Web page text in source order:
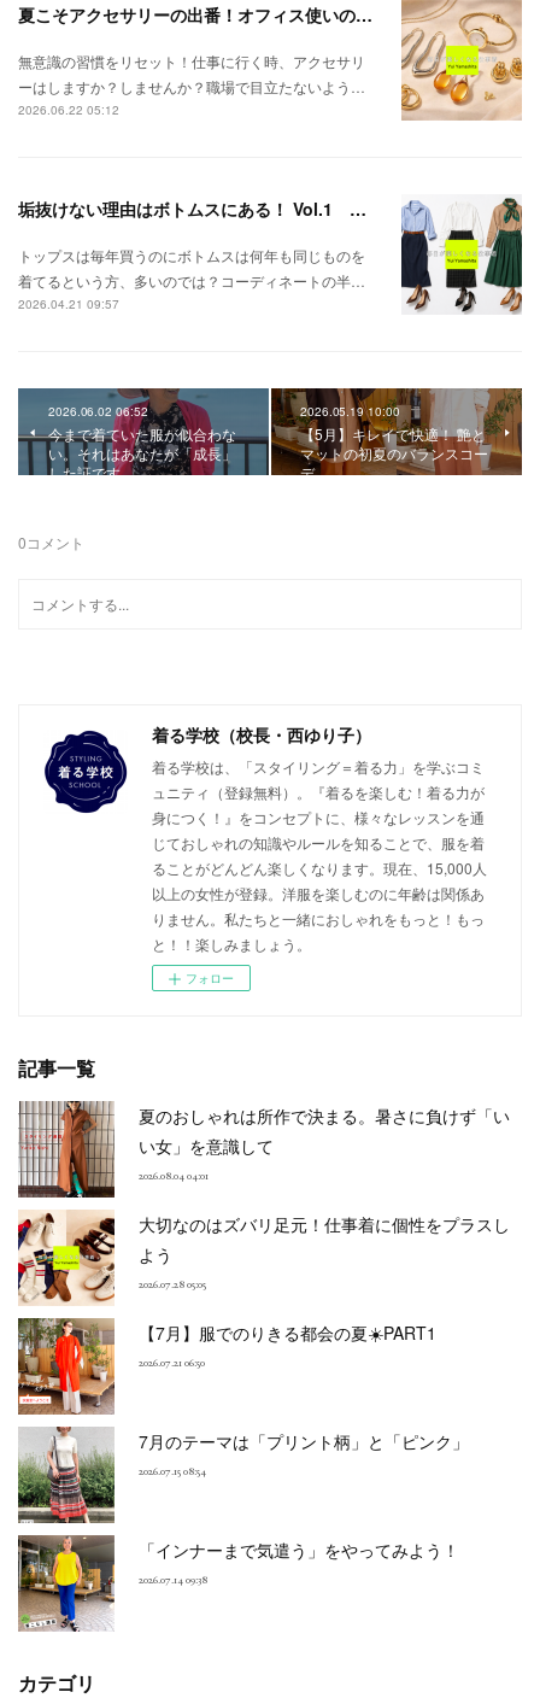
夏こそアクセサリーの出番！オフィス使いの秘訣を知ろう
無意識の習慣をリセット！仕事に行く時、アクセサリ
ーはしますか？しませんか？職場で目立たないよう…
2026.06.22 05:12
垢抜けない理由はボトムスにある！ Vol.1 スカートを攻略しよう
トップスは毎年買うのにボトムスは何年も同じものを
着てるという方、多いのでは？コーディネートの半…
2026.04.21 09:57
2026.06.02 06:52
今まで着ていた服が似合わな
い。それはあなたが「成長」
した証です
2026.05.19 10:00
【5月】キレイで快適！ 艶と
マットの初夏のバランスコー
デ
0コメント
着る学校（校長・西ゆり子）
着る学校は、「スタイリング＝着る力」を学ぶコミ
ュニティ（登録無料）。『着るを楽しむ！着る力が
身につく！』をコンセプトに、様々なレッスンを通
じておしゃれの知識やルールを知ることで、服を着
ることがどんどん楽しくなります。現在、15,000人
以上の女性が登録。洋服を楽しむのに年齢は関係あ
りません。私たちと一緒におしゃれをもっと！もっ
と！！楽しみましょう。
フォロー
記事一覧
夏のおしゃれは所作で決まる。暑さに負けず「い
い女」を意識して
2026.08.04 04:01
大切なのはズバリ足元！仕事着に個性をプラスし
よう
2026.07.28 05:05
【7月】服でのりきる都会の夏☀️PART1
2026.07.21 06:50
7月のテーマは「プリント柄」と「ピンク」
2026.07.15 08:54
「インナーまで気遣う」をやってみよう！
2026.07.14 09:38
カテゴリ